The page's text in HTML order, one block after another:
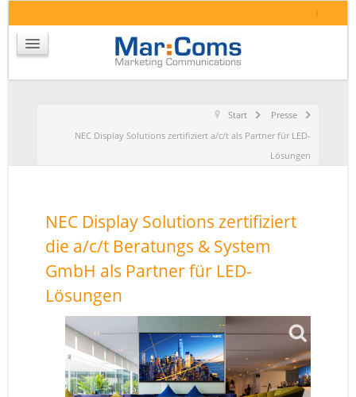
I
Start
Presse
NEC Display Solutions zertifiziert a/c/t als Partner für LED-
Lösungen
NEC Display Solutions zertifiziert
die a/c/t Beratungs & System
GmbH als Partner für LED-
Lösungen